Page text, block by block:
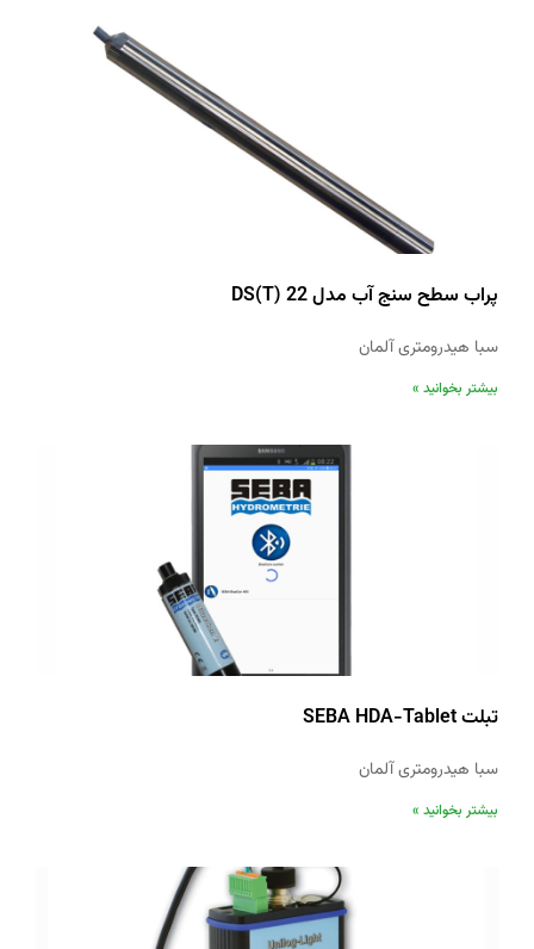
پراب سطح سنج آب مدل DS(T) 22
سبا هیدرومتری آلمان
بیشتر بخوانید »
تبلت SEBA HDA-Tablet
سبا هیدرومتری آلمان
بیشتر بخوانید »